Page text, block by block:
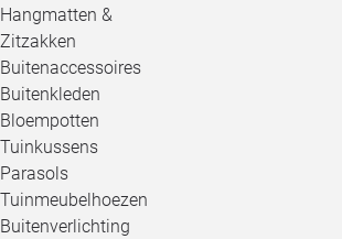
Hangmatten &
Zitzakken
Buitenaccessoires
Buitenkleden
Bloempotten
Tuinkussens
Parasols
Tuinmeubelhoezen
Buitenverlichting